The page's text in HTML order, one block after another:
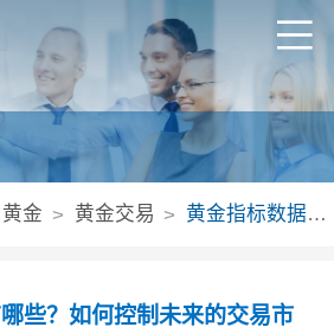
黄金 黄金交易 黄金指标数据有哪些？如何控制未来的交易市场？
些？如何控制未来的交易市